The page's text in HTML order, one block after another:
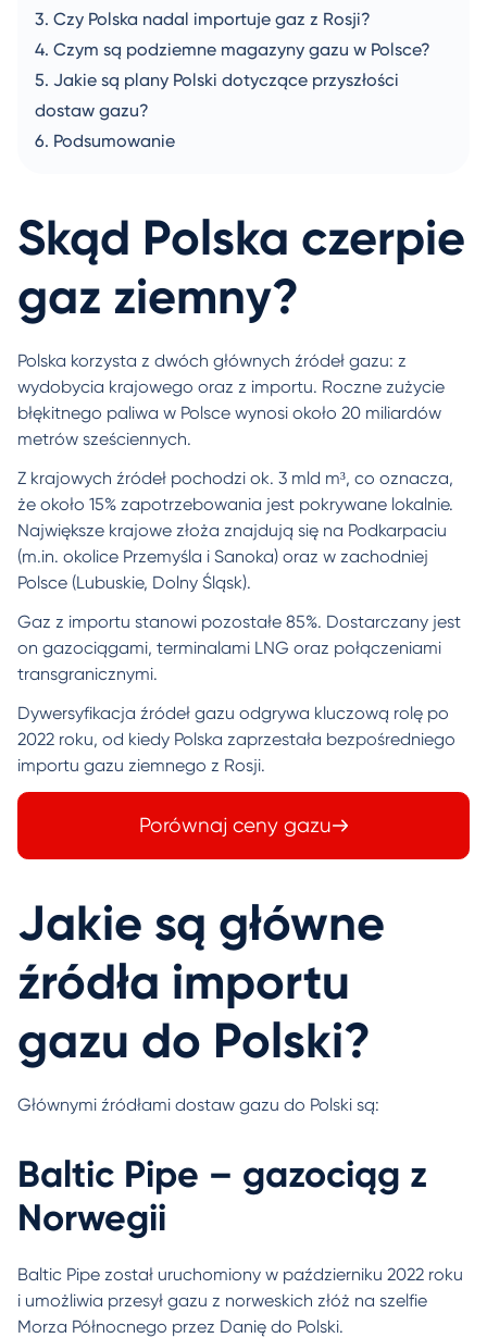
Czy Polska nadal importuje gaz z Rosji?
Czym są podziemne magazyny gazu w Polsce?
Jakie są plany Polski dotyczące przyszłości
dostaw gazu?
Podsumowanie
Skąd Polska czerpie
gaz ziemny?
Polska korzysta z dwóch głównych źródeł gazu: z
wydobycia krajowego oraz z importu. Roczne zużycie
błękitnego paliwa w Polsce wynosi około 20 miliardów
metrów sześciennych.
Z krajowych źródeł pochodzi ok. 3 mld m³, co oznacza,
że około 15% zapotrzebowania jest pokrywane lokalnie.
Największe krajowe złoża znajdują się na Podkarpaciu
(m.in. okolice Przemyśla i Sanoka) oraz w zachodniej
Polsce (Lubuskie, Dolny Śląsk).
Gaz z importu stanowi pozostałe 85%. Dostarczany jest
on gazociągami, terminalami LNG oraz połączeniami
transgranicznymi.
Dywersyfikacja źródeł gazu odgrywa kluczową rolę po
2022 roku, od kiedy Polska zaprzestała bezpośredniego
importu gazu ziemnego z Rosji.
Porównaj ceny gazu
Jakie są główne
źródła importu
gazu do Polski?
Głównymi źródłami dostaw gazu do Polski są:
Baltic Pipe – gazociąg z
Norwegii
Baltic Pipe został uruchomiony w październiku 2022 roku
i umożliwia przesył gazu z norweskich złóż na szelfie
Morza Północnego przez Danię do Polski.